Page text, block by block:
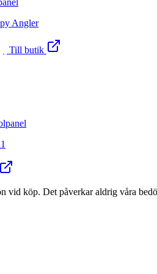
Angler
Till butik
vid köp. Det påverkar aldrig våra